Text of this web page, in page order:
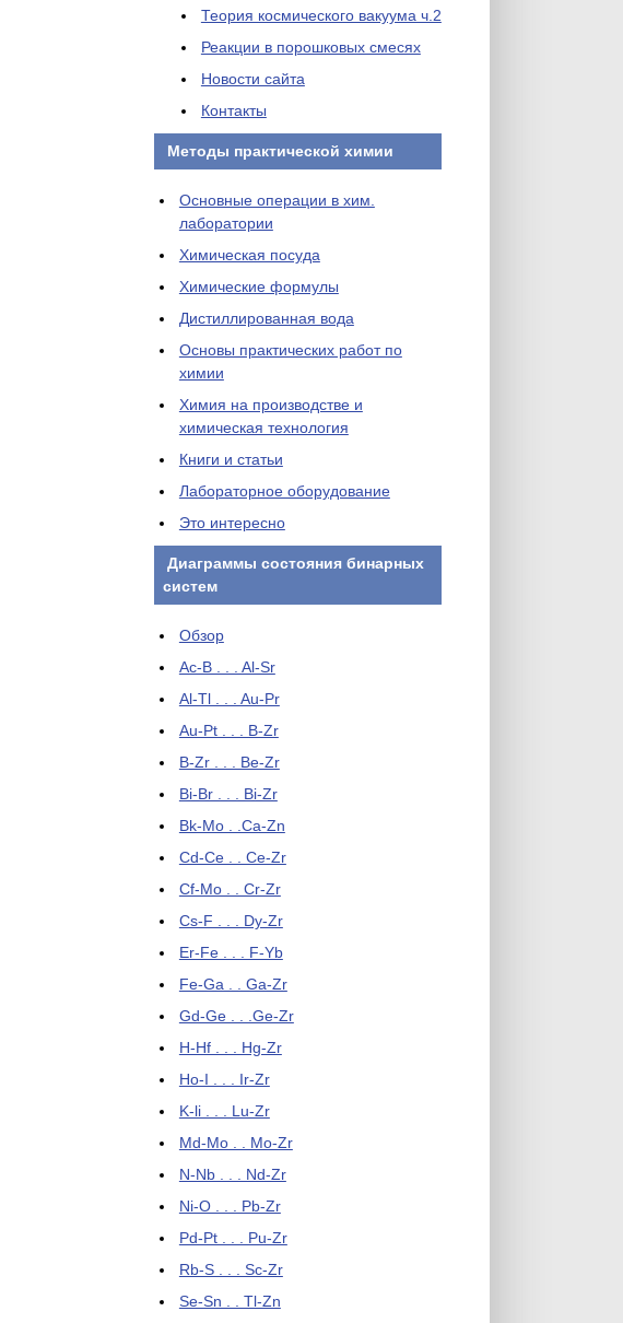
Теория космического вакуума ч.2
Реакции в порошковых смесях
Новости сайта
Контакты
Методы практической химии
Основные операции в хим.
лаборатории
Химическая посуда
Химические формулы
Дистиллированная вода
Основы практических работ по
химии
Химия на производстве и
химическая технология
Книги и статьи
Лабораторное оборудование
Это интересно
Диаграммы состояния бинарных
систем
Обзор
Ac-B . . . Al-Sr
Al-Tl . . . Au-Pr
Au-Pt . . . B-Zr
B-Zr . . . Be-Zr
Bi-Br . . . Bi-Zr
Bk-Mo . .Ca-Zn
Cd-Ce . . Ce-Zr
Cf-Mo . . Cr-Zr
Cs-F . . . Dy-Zr
Er-Fe . . . F-Yb
Fe-Ga . . Ga-Zr
Gd-Ge . . .Ge-Zr
H-Hf . . . Hg-Zr
Ho-I . . . Ir-Zr
K-li . . . Lu-Zr
Md-Mo . . Mo-Zr
N-Nb . . . Nd-Zr
Ni-O . . . Pb-Zr
Pd-Pt . . . Pu-Zr
Rb-S . . . Sc-Zr
Se-Sn . . Tl-Zn